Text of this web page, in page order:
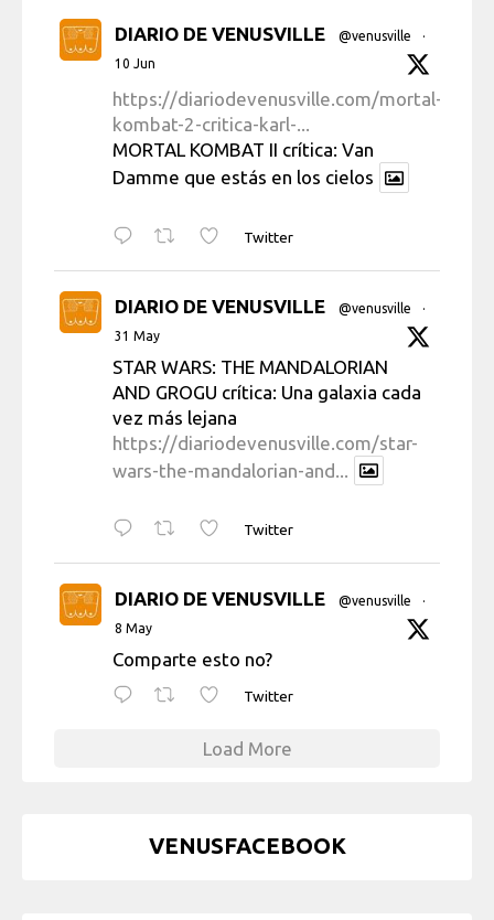
DIARIO DE VENUSVILLE @venusville
·
10 Jun
https://diariodevenusville.com/mortal-
kombat-2-critica-karl-...
MORTAL KOMBAT II crítica: Van
Damme que estás en los cielos
Twitter
DIARIO DE VENUSVILLE @venusville
·
31 May
STAR WARS: THE MANDALORIAN
AND GROGU crítica: Una galaxia cada
vez más lejana
https://diariodevenusville.com/star-
wars-the-mandalorian-and...
Twitter
DIARIO DE VENUSVILLE @venusville
·
8 May
Comparte esto no?
Twitter
Load More
VENUSFACEBOOK